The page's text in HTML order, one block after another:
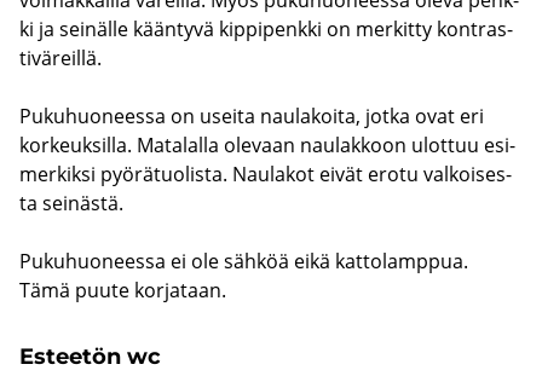
ki ja sei­näl­le kään­ty­vä kip­pi­penk­ki on mer­kit­ty kont­ras­
ti­vä­reil­lä.
Pu­ku­huo­nees­sa on usei­ta nau­la­koi­ta, jotka ovat eri
kor­keuk­sil­la. Ma­ta­lal­la ole­vaan nau­lak­koon ulot­tuu esi­
mer­kik­si pyö­rä­tuo­lis­ta. Nau­la­kot eivät erotu val­koi­ses­
ta sei­näs­tä.
Pu­ku­huo­nees­sa ei ole säh­köä eikä kat­to­lamp­pua.
Tämä puute kor­ja­taan.
Es­tee­tön wc